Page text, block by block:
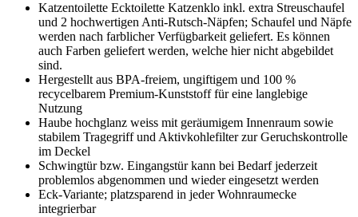
Katzentoilette Ecktoilette Katzenklo inkl. extra Streuschaufel
und 2 hochwertigen Anti-Rutsch-Näpfen; Schaufel und Näpfe
werden nach farblicher Verfügbarkeit geliefert. Es können
auch Farben geliefert werden, welche hier nicht abgebildet
sind.
Hergestellt aus BPA-freiem, ungiftigem und 100 %
recycelbarem Premium-Kunststoff für eine langlebige
Nutzung
Haube hochglanz weiss mit geräumigem Innenraum sowie
stabilem Tragegriff und Aktivkohlefilter zur Geruchskontrolle
im Deckel
Schwingtür bzw. Eingangstür kann bei Bedarf jederzeit
problemlos abgenommen und wieder eingesetzt werden
Eck-Variante; platzsparend in jeder Wohnraumecke
integrierbar